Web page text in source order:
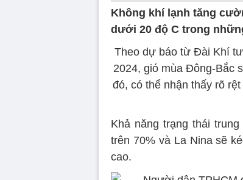
Không khí lạnh tăng
dưới 20 độ C trong
Theo dự báo từ Đài Khí
2024, gió mùa Đông-Bắc
đó, có thể nhận thấy rõ
Khả năng trạng thái
trên 70% và La Nina sẽ
cao.